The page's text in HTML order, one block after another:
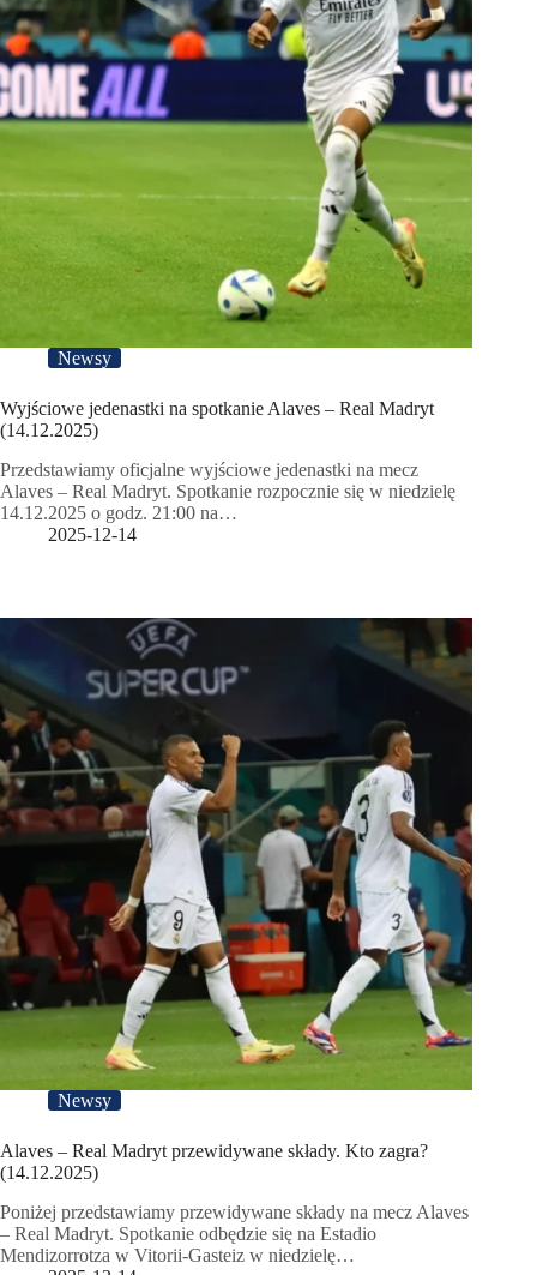
Newsy
Wyjściowe jedenastki na spotkanie Alaves – Real Madryt
(14.12.2025)
Przedstawiamy oficjalne wyjściowe jedenastki na mecz
Alaves – Real Madryt. Spotkanie rozpocznie się w niedzielę
14.12.2025 o godz. 21:00 na…
2025-12-14
Newsy
Alaves – Real Madryt przewidywane składy. Kto zagra?
(14.12.2025)
Poniżej przedstawiamy przewidywane składy na mecz Alaves
– Real Madryt. Spotkanie odbędzie się na Estadio
Mendizorrotza w Vitorii-Gasteiz w niedzielę…